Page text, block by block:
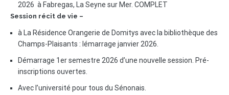
2026 à Fabregas, La Seyne sur Mer. COMPLET
Session récit de vie –
à La Résidence Orangerie de Domitys avec la bibliothèque des
Champs-Plaisants : lémarrage janvier 2026.
Démarrage 1er semestre 2026 d’une nouvelle session. Pré-
inscriptions ouvertes.
Avec l’université pour tous du Sénonais.